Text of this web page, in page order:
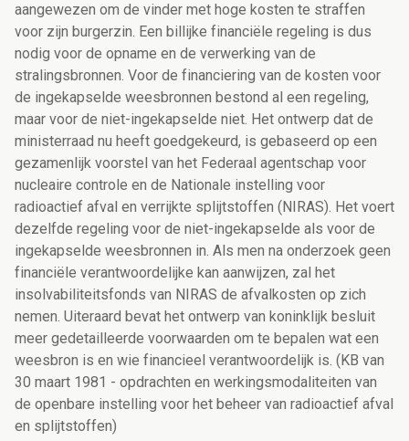
aangewezen om de vinder met hoge kosten te straffen
voor zijn burgerzin. Een billijke financiële regeling is dus
nodig voor de opname en de verwerking van de
stralingsbronnen. Voor de financiering van de kosten voor
de ingekapselde weesbronnen bestond al een regeling,
maar voor de niet-ingekapselde niet. Het ontwerp dat de
ministerraad nu heeft goedgekeurd, is gebaseerd op een
gezamenlijk voorstel van het Federaal agentschap voor
nucleaire controle en de Nationale instelling voor
radioactief afval en verrijkte splijtstoffen (NIRAS). Het voert
dezelfde regeling voor de niet-ingekapselde als voor de
ingekapselde weesbronnen in. Als men na onderzoek geen
financiële verantwoordelijke kan aanwijzen, zal het
insolvabiliteitsfonds van NIRAS de afvalkosten op zich
nemen. Uiteraard bevat het ontwerp van koninklijk besluit
meer gedetailleerde voorwaarden om te bepalen wat een
weesbron is en wie financieel verantwoordelijk is. (KB van
30 maart 1981 - opdrachten en werkingsmodaliteiten van
de openbare instelling voor het beheer van radioactief afval
en splijtstoffen)